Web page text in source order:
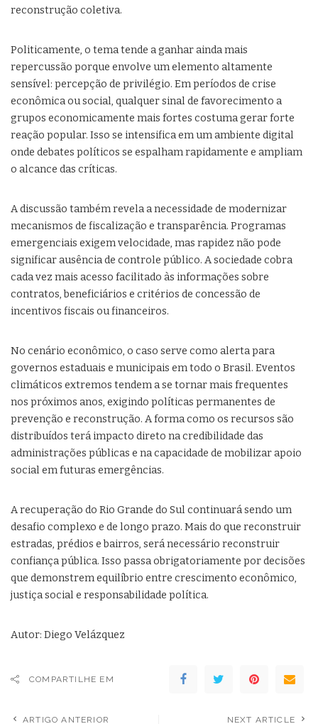
reconstrução coletiva.
Politicamente, o tema tende a ganhar ainda mais
repercussão porque envolve um elemento altamente
sensível: percepção de privilégio. Em períodos de crise
econômica ou social, qualquer sinal de favorecimento a
grupos economicamente mais fortes costuma gerar forte
reação popular. Isso se intensifica em um ambiente digital
onde debates políticos se espalham rapidamente e ampliam
o alcance das críticas.
A discussão também revela a necessidade de modernizar
mecanismos de fiscalização e transparência. Programas
emergenciais exigem velocidade, mas rapidez não pode
significar ausência de controle público. A sociedade cobra
cada vez mais acesso facilitado às informações sobre
contratos, beneficiários e critérios de concessão de
incentivos fiscais ou financeiros.
No cenário econômico, o caso serve como alerta para
governos estaduais e municipais em todo o Brasil. Eventos
climáticos extremos tendem a se tornar mais frequentes
nos próximos anos, exigindo políticas permanentes de
prevenção e reconstrução. A forma como os recursos são
distribuídos terá impacto direto na credibilidade das
administrações públicas e na capacidade de mobilizar apoio
social em futuras emergências.
A recuperação do Rio Grande do Sul continuará sendo um
desafio complexo e de longo prazo. Mais do que reconstruir
estradas, prédios e bairros, será necessário reconstruir
confiança pública. Isso passa obrigatoriamente por decisões
que demonstrem equilíbrio entre crescimento econômico,
justiça social e responsabilidade política.
Autor: Diego Velázquez
COMPARTILHE EM
ARTIGO ANTERIOR NEXT ARTICLE